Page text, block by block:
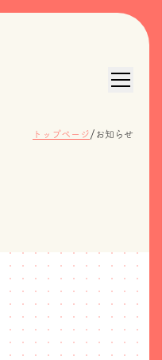
トップページ/ お知らせ